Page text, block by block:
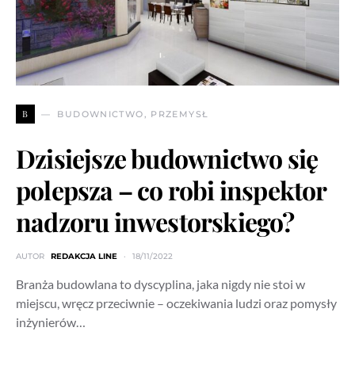
B BUDOWNICTWO, PRZEMYSŁ
Dzisiejsze budownictwo się
polepsza – co robi inspektor
nadzoru inwestorskiego?
AUTOR REDAKCJA LINE 18/11/2022
Branża budowlana to dyscyplina, jaka nigdy nie stoi w
miejscu, wręcz przeciwnie – oczekiwania ludzi oraz pomysły
inżynierów…